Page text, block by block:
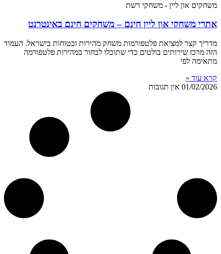
משחקים און ליין - משחקי רשת
אתרי משחקי און ליין חינם – משחקים חינם באינטרנט
מדריך קצר למציאת פלטפורמות משחק מהירות ובטוחות בישראל. העמוד
הזה מרכז שירותים בולטים כדי שתוכלו לבחור במהירות פלטפורמה
מתאימה לפי
קרא עוד »
01/02/2026 אין תגובות